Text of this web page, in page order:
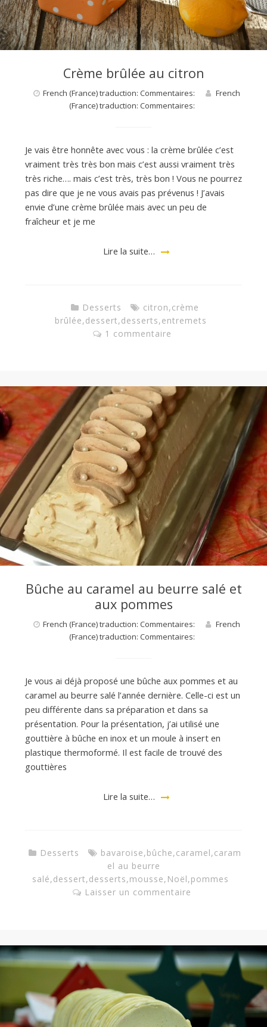
Crème brûlée au citron
French (France) traduction: Commentaires:
French
(France) traduction: Commentaires:
Je vais être honnête avec vous : la crème brûlée c’est
vraiment très très bon mais c’est aussi vraiment très
très riche…. mais c’est très, très bon ! Vous ne pourrez
pas dire que je ne vous avais pas prévenus ! J’avais
envie d’une crème brûlée mais avec un peu de
fraîcheur et je me
Lire la suite…
Desserts citron,crème
brûlée,dessert,desserts,entremets
1 commentaire
Bûche au caramel au beurre salé et
aux pommes
French (France) traduction: Commentaires:
French
(France) traduction: Commentaires:
Je vous ai déjà proposé une bûche aux pommes et au
caramel au beurre salé l’année dernière. Celle-ci est un
peu différente dans sa préparation et dans sa
présentation. Pour la présentation, j’ai utilisé une
gouttière à bûche en inox et un moule à insert en
plastique thermoformé. Il est facile de trouvé des
gouttières
Lire la suite…
Desserts bavaroise,bûche,caramel,caram
el au beurre
salé,dessert,desserts,mousse, Noël,pommes
Laisser un commentaire